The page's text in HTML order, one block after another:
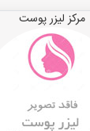
مرکز لیزر پوست